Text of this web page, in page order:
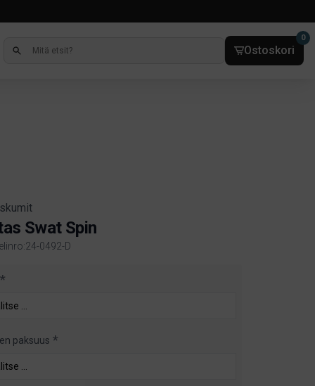
Ostoskori
0
Swat Spin
0492-D
information
paksuus